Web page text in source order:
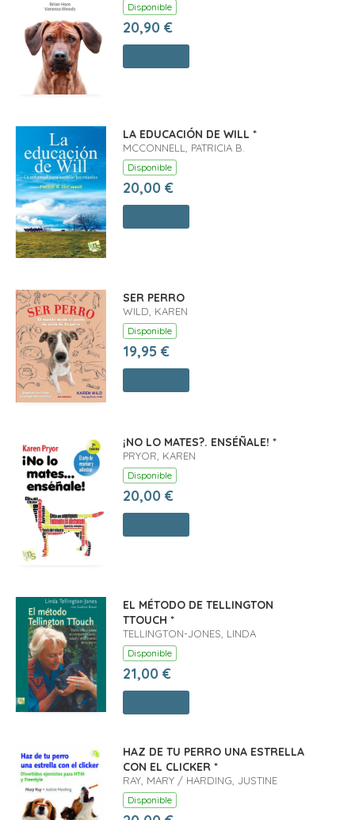
Disponible
20,90 €
LA EDUCACIÓN DE WILL *
MCCONNELL, PATRICIA B.
Disponible
20,00 €
SER PERRO
WILD, KAREN
Disponible
19,95 €
¡NO LO MATES?. ENSÉÑALE! *
PRYOR, KAREN
Disponible
20,00 €
EL MÉTODO DE TELLINGTON
TTOUCH *
TELLINGTON-JONES, LINDA
Disponible
21,00 €
HAZ DE TU PERRO UNA ESTRELLA
CON EL CLICKER *
RAY, MARY / HARDING, JUSTINE
Disponible